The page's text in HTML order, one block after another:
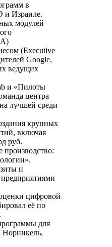
в
и Израиле.
модулей
(Executive
Google,
ведущих
и «Пилоты
центра
лучшей среди
крупных
включая
руб.
производство:
и
цифровой
её по
для